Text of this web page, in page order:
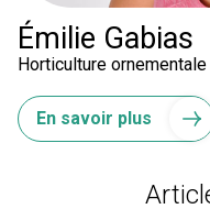
Émilie Gabias
Horticulture ornementale
En savoir plus